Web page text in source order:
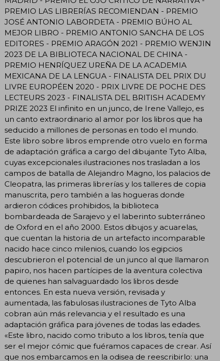
PREMIO LAS LIBRERÍAS RECOMIENDAN - PREMIO
JOSÉ ANTONIO LABORDETA - PREMIO BÚHO AL
MEJOR LIBRO - PREMIO ANTONIO SANCHA DE LOS
EDITORES - PREMIO ARAGÓN 2021 - PREMIO WENJIN
2023 DE LA BIBLIOTECA NACIONAL DE CHINA -
PREMIO HENRÍQUEZ UREÑA DE LA ACADEMIA
MEXICANA DE LA LENGUA - FINALISTA DEL PRIX DU
LIVRE EUROPÉEN 2020 - PRIX LIVRE DE POCHE DES
LECTEURS 2023 - FINALISTA DEL BRITISH ACADEMY
PRIZE 2023 El infinito en un junco, de Irene Vallejo, es
un canto extraordinario al amor por los libros que ha
seducido a millones de personas en todo el mundo.
Este libro sobre libros emprende otro vuelo en forma
de adaptación gráfica a cargo del dibujante Tyto Alba,
cuyas excepcionales ilustraciones nos trasladan a los
campos de batalla de Alejandro Magno, los palacios de
Cleopatra, las primeras librerías y los talleres de copia
manuscrita, pero también a las hogueras donde
ardieron códices prohibidos, la biblioteca
bombardeada de Sarajevo y el laberinto subterráneo
de Oxford en el año 2000. Estos dibujos y acuarelas,
que cuentan la historia de un artefacto incomparable
nacido hace cinco milenios, cuando los egipcios
descubrieron el potencial de un junco al que llamaron
papiro, nos hacen partícipes de la aventura colectiva
de quienes han salvaguardado los libros desde
entonces. En esta nueva versión, revisada y
aumentada, las fabulosas ilustraciones de Tyto Alba
cobran aún más relevancia y el resultado es una
adaptación gráfica para jóvenes de todas las edades.
«Este libro, nacido como tributo a los libros, tenía que
ser el mejor cómic que fuéramos capaces de crear. Así
que nos embarcamos en la odisea de reescribirlo: una